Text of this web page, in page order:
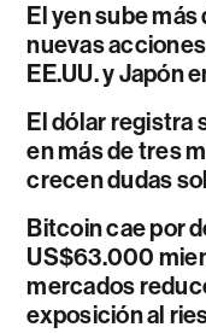
El yen sube más
nuevas
EE.UU. y Japón
El dólar registra
en más de tres
crecen dudas
Bitcoin cae por
US$63.000
mercados
exposición al